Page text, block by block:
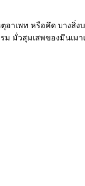
าเพท หรือคึด บางสิ่
มั่วสุมเสพของมึนเ